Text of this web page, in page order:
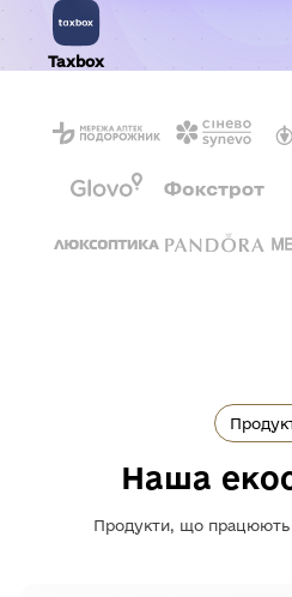
Taxbox
Наша
Продукти, що працюють